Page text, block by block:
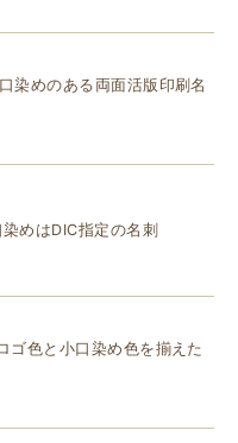
染めのある両面活版印刷名
めはDIC指定の名刺
ゴ色と小口染め色を揃えた